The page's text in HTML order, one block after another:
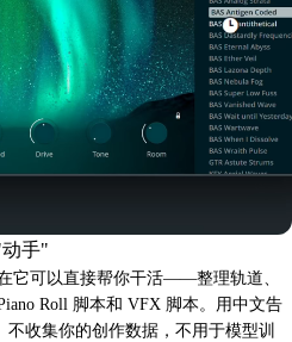
手"
它可以直接帮你干活——整理轨道、
Roll 脚本和 VFX 脚本。用中文告
收集你的创作数据，不用于模型训